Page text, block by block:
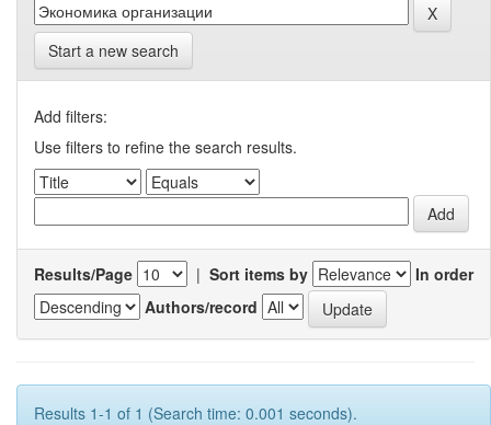
Start a new search
Add filters:
Use filters to refine the search results.
Results/Page | Sort items by
In order
Authors/record
Results 1-1 of 1 (Search time: 0.001 seconds).